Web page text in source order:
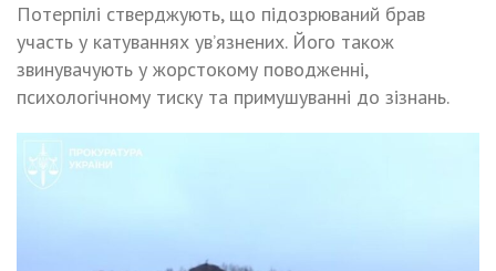
Потерпілі стверджують, що підозрюваний брав
участь у катуваннях ув’язнених. Його також
звинувачують у жорстокому поводженні,
психологічному тиску та примушуванні до зізнань.